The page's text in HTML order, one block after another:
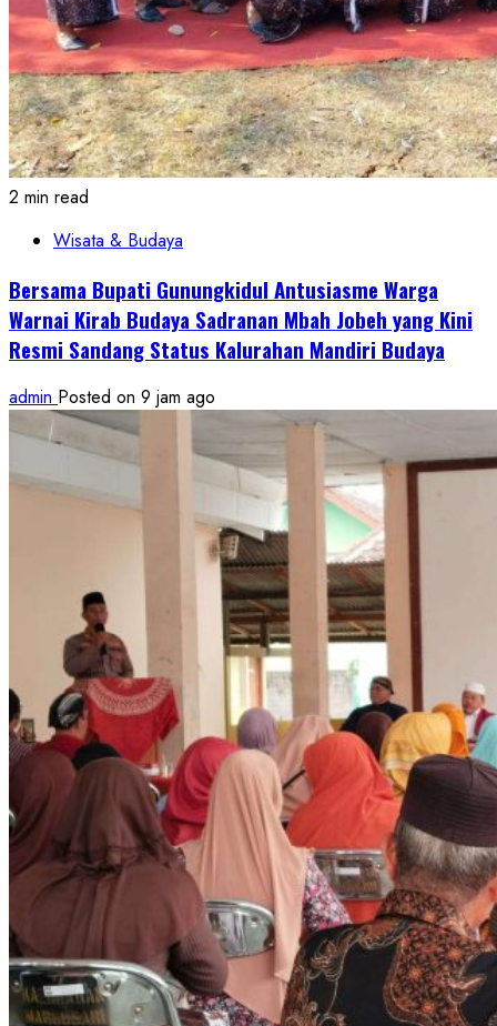
2 min read
Wisata & Budaya
Bersama Bupati Gunungkidul Antusiasme Warga
Warnai Kirab Budaya Sadranan Mbah Jobeh yang Kini
Resmi Sandang Status Kalurahan Mandiri Budaya
admin Posted on 9 jam ago